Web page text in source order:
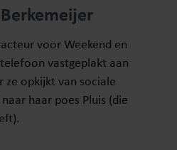
voor Weekend en
vastgeplakt aan
ze opkijkt van sociale
haar poes Pluis (die